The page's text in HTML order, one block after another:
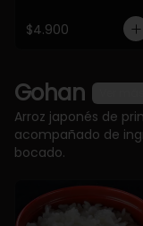
$4.900
Gohan
Arroz japonés de
acompañado de
bocado.